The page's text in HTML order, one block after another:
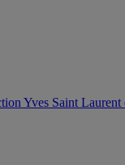
Yves Saint Laurent